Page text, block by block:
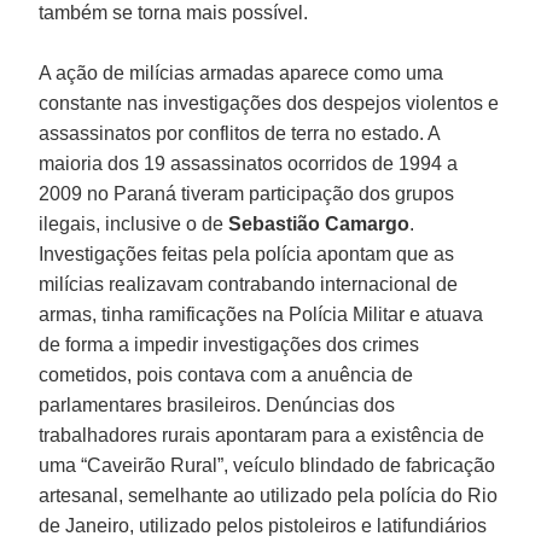
também se torna mais possível.
A ação de milícias armadas aparece como uma
constante nas investigações dos despejos violentos e
assassinatos por conflitos de terra no estado. A
maioria dos 19 assassinatos ocorridos de 1994 a
2009 no Paraná tiveram participação dos grupos
ilegais, inclusive o deSebastião Camargo.
Investigações feitas pela polícia apontam que as
milícias realizavam contrabando internacional de
armas, tinha ramificações na Polícia Militar e atuava
de forma a impedir investigações dos crimes
cometidos, pois contava com a anuência de
parlamentares brasileiros. Denúncias dos
trabalhadores rurais apontaram para a existência de
uma “Caveirão Rural”, veículo blindado de fabricação
artesanal, semelhante ao utilizado pela polícia do Rio
de Janeiro, utilizado pelos pistoleiros e latifundiários